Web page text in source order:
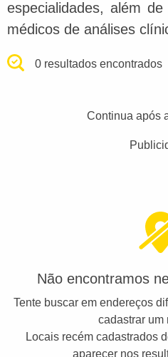
especialidades, além
médicos de análises
0 resultados encontrados
Continua após
Não encontramos
Tente buscar em endereços
cadastrar um
Locais recém cadastrados
aparecer nos